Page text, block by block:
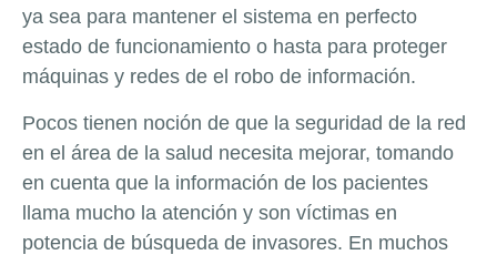
ya sea para mantener el sistema en perfecto
estado de funcionamiento o hasta para proteger
máquinas y redes de el robo de información.
Pocos tienen noción de que la seguridad de la red
en el área de la salud necesita mejorar, tomando
en cuenta que la información de los pacientes
llama mucho la atención y son víctimas en
potencia de búsqueda de invasores. En muchos